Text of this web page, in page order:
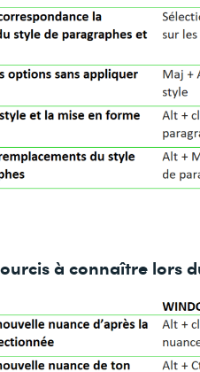
à connaître lors